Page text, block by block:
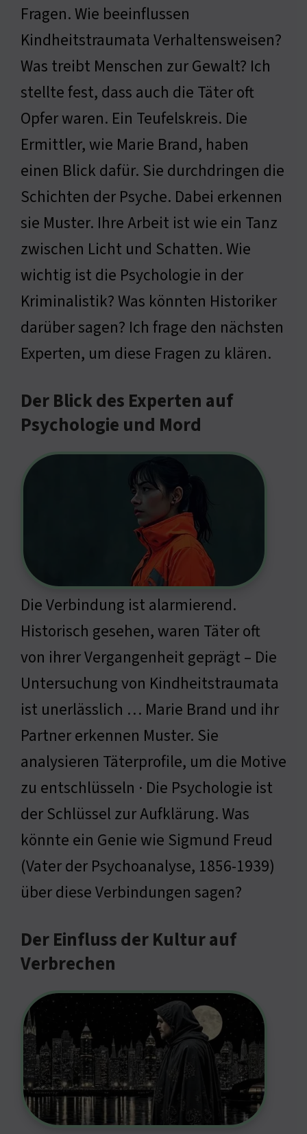
Fragen. Wie beeinflussen
Kindheitstraumata Verhaltensweisen?
Was treibt Menschen zur Gewalt? Ich
stellte fest, dass auch die Täter oft
Opfer waren. Ein Teufelskreis. Die
Ermittler, wie Marie Brand, haben
einen Blick dafür. Sie durchdringen die
Schichten der Psyche. Dabei erkennen
sie Muster. Ihre Arbeit ist wie ein Tanz
zwischen Licht und Schatten. Wie
wichtig ist die Psychologie in der
Kriminalistik? Was könnten Historiker
darüber sagen? Ich frage den nächsten
Experten, um diese Fragen zu klären.
Der Blick des Experten auf
Psychologie und Mord
Die Verbindung ist alarmierend.
Historisch gesehen, waren Täter oft
von ihrer Vergangenheit geprägt – Die
Untersuchung von Kindheitstraumata
ist unerlässlich … Marie Brand und ihr
Partner erkennen Muster. Sie
analysieren Täterprofile, um die Motive
zu entschlüsseln · Die Psychologie ist
der Schlüssel zur Aufklärung. Was
könnte ein Genie wie Sigmund Freud
(Vater der Psychoanalyse, 1856-1939)
über diese Verbindungen sagen?
Der Einfluss der Kultur auf
Verbrechen